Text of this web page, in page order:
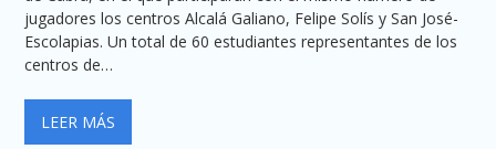
jugadores los centros Alcalá Galiano, Felipe Solís y San José-
Escolapias. Un total de 60 estudiantes representantes de los
centros de…
LEER MÁS